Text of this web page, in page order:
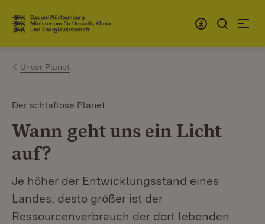
Zum Inhalt springen
Link zur Startseite
Unser Planet
Der schlaflose Planet
Wann geht uns ein Licht
auf?
Je höher der Entwicklungsstand eines
Landes, desto größer ist der
Ressourcenverbrauch der dort lebenden